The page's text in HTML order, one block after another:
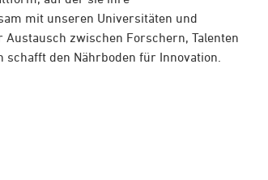
mit unseren Universitäten und
zwischen Forschern, Talenten
den Nährboden für Innovation.